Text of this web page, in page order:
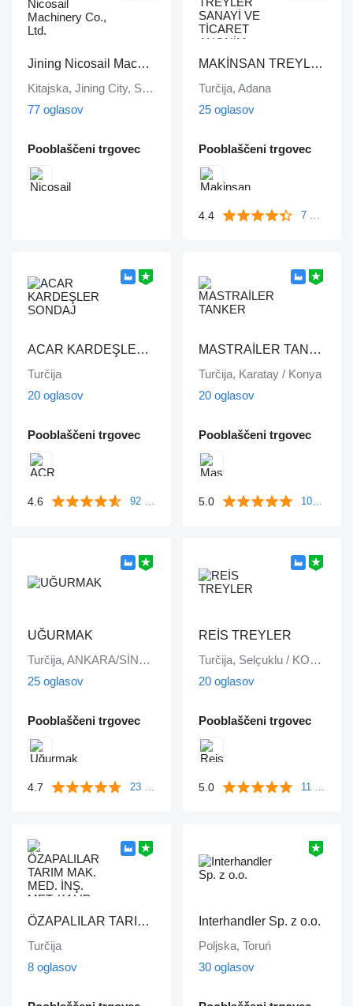
Jining Nicosail Machinery Co., Ltd.
Kitajska, Jining City, Shandong Province
77 oglasov
Pooblaščeni trgovec
MAKİNSAN TREYLER SANAYİ VE TİCARET ANONİM ŞİRKETİ
Turčija, Adana
25 oglasov
Pooblaščeni trgovec
4.4 7 mnenj
ACAR KARDEŞLER SONDAJ
Turčija
20 oglasov
Pooblaščeni trgovec
4.6 92 mnenj
MASTRAİLER TANKER
Turčija, Karatay / Konya
20 oglasov
Pooblaščeni trgovec
5.0 104 mnenji
UĞURMAK
Turčija, ANKARA/SİNCAN
25 oglasov
Pooblaščeni trgovec
4.7 23 mnenj
REİS TREYLER
Turčija, Selçuklu / KONYA
20 oglasov
Pooblaščeni trgovec
5.0 11 mnenj
ÖZAPALILAR TARIM MAK. MED. İNŞ. MET. KALIP DÖKÜM SAN. LTD. ŞTİ.
Turčija
8 oglasov
Interhandler Sp. z o.o.
Poljska, Toruń
30 oglasov